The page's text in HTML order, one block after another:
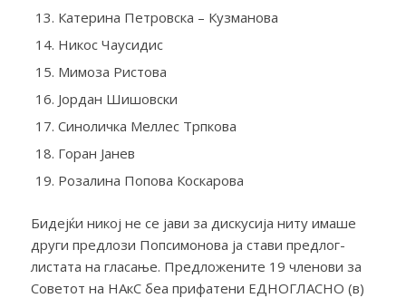
Катерина Петровска – Кузманова
Никос Чаусидис
Мимоза Ристова
Јордан Шишовски
Синоличка Меллес Трпкова
Горан Јанев
Розалина Попова Коскарова
Бидејќи никој не се јави за дискусија ниту имаше
други предлози Попсимонова ја стави предлог-
листата на гласање. Предложените 19 членови за
Советот на НАкС беа прифатени ЕДНОГЛАСНО (в)